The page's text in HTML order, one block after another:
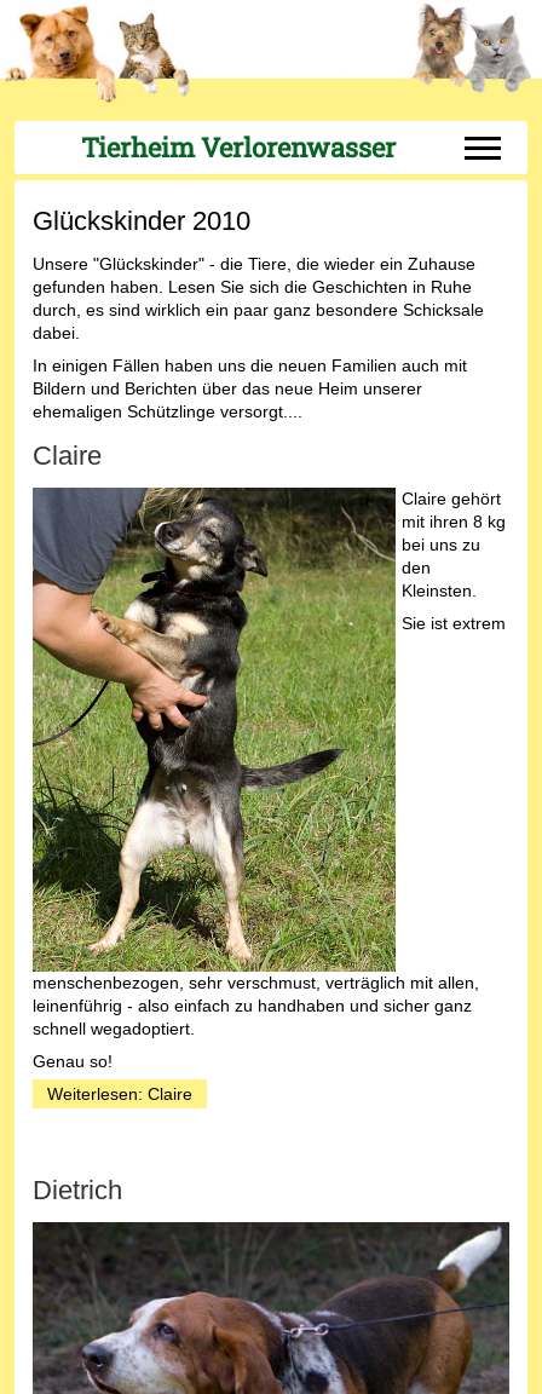
Tierheim Verlorenwasser Off-
Glückskinder 2010
Unsere "Glückskinder" - die Tiere, die wieder ein Zuhause
gefunden haben. Lesen Sie sich die Geschichten in Ruhe
durch, es sind wirklich ein paar ganz besondere Schicksale
dabei.
In einigen Fällen haben uns die neuen Familien auch mit
Bildern und Berichten über das neue Heim unserer
ehemaligen Schützlinge versorgt....
Claire
Claire gehört
mit ihren 8 kg
bei uns zu
den
Kleinsten.
Sie ist extrem
menschenbezogen, sehr verschmust, verträglich mit allen,
leinenführig - also einfach zu handhaben und sicher ganz
schnell wegadoptiert.
Genau so!
Weiterlesen: Claire
Dietrich